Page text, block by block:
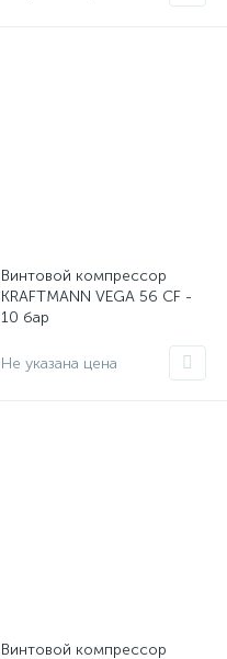
Винтовой компрессор
KRAFTMANN VEGA 56 CF -
10 бар
Не указана цена
Винтовой компрессор